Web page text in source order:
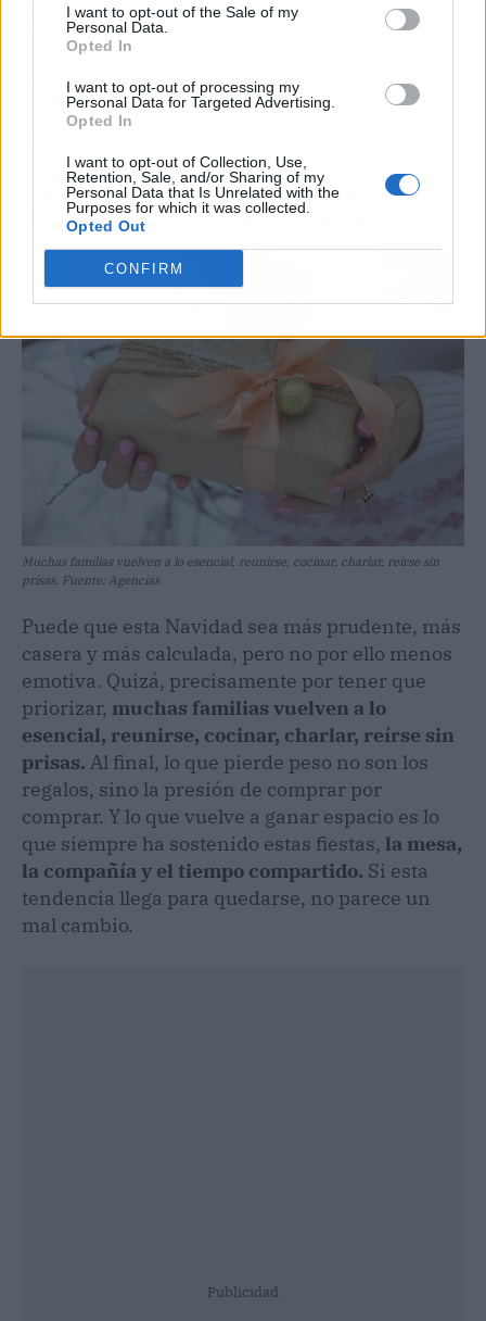
I want to opt-out of the Sale of my
Personal Data.
Opted In
I want to opt-out of processing my
Personal Data for Targeted Advertising.
Opted In
I want to opt-out of Collection, Use,
Retention, Sale, and/or Sharing of my
Personal Data that Is Unrelated with the
Purposes for which it was collected.
Opted Out
CONFIRM
oferta y las promociones que están lanzando
para compensar la subida de precios.
se reparte, se calcula y se controla
, pero sin
renunciar a las tradiciones más queridas,
comer bien, cocinar juntos y compartir tiempo.
Un cierre para una Navidad
diferente… pero igual de especial
Muchas familias vuelven a lo esencial, reunirse, cocinar, charlar, reírse sin
prisas. Fuente: Agencias
Puede que esta Navidad sea más prudente, más
casera y más calculada, pero no por ello menos
emotiva. Quizá, precisamente por tener que
priorizar, muchas familias vuelven a lo
esencial, reunirse, cocinar, charlar, reírse sin
prisas. Al final, lo que pierde peso no son los
regalos, sino la presión de comprar por
comprar. Y lo que vuelve a ganar espacio es lo
que siempre ha sostenido estas fiestas, la mesa,
la compañía y el tiempo compartido. Si esta
tendencia llega para quedarse, no parece un
mal cambio.
Publicidad